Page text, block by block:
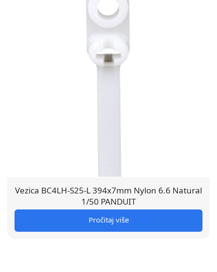
Vezica BC4LH-S25-L 394x7mm Nylon 6.6 Natural
1/50 PANDUIT
Pročitaj više